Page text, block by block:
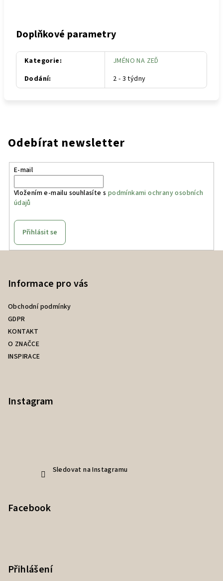
Doplňkové parametry
Kategorie:
JMÉNO NA ZEĎ
Dodání: 2 - 3 týdny
Odebírat newsletter
E-mail
Vložením e-mailu souhlasíte s podmínkami ochrany osobních
údajů
Přihlásit se
Informace pro vás
Obchodní podmínky
GDPR
KONTAKT
O ZNAČCE
INSPIRACE
Instagram
Sledovat na Instagramu
Facebook
Přihlášení